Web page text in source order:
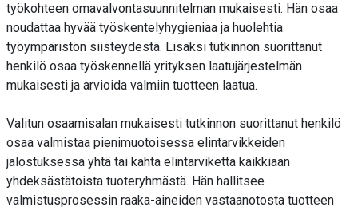
työkohteen omavalvontasuunnitelman mukaisesti. Hän osaa
noudattaa hyvää työskentelyhygieniaa ja huolehtia
työympäristön siisteydestä. Lisäksi tutkinnon suorittanut
henkilö osaa työskennellä yrityksen laatujärjestelmän
mukaisesti ja arvioida valmiin tuotteen laatua.
Valitun osaamisalan mukaisesti tutkinnon suorittanut henkilö
osaa valmistaa pienimuotoisessa elintarvikkeiden
jalostuksessa yhtä tai kahta elintarviketta kaikkiaan
yhdeksästätoista tuoteryhmästä. Hän hallitsee
valmistusprosessin raaka-aineiden vastaanotosta tuotteen